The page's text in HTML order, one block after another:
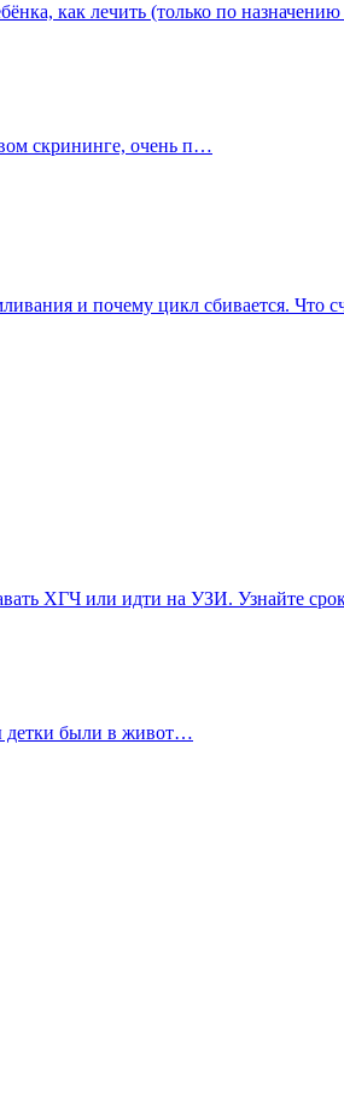
как лечить (только по назначению
скрининге, очень п…
и почему цикл сбивается. Что
ХГЧ или идти на УЗИ. Узнайте
детки были в живот…